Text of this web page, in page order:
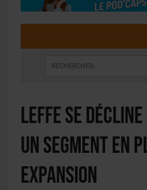
Leffe se
un segment en
expansion